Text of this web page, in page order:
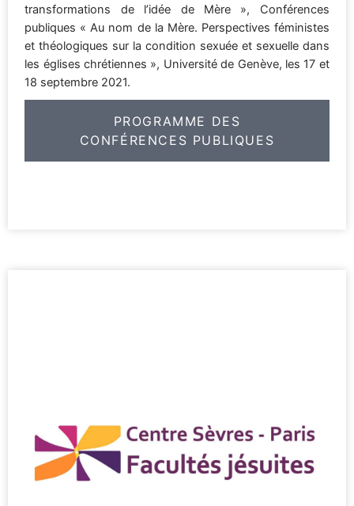
transformations de l’idée de Mère », Conférences
publiques « Au nom de la Mère. Perspectives féministes
et théologiques sur la condition sexuée et sexuelle dans
les églises chrétiennes », Université de Genève, les 17 et
18 septembre 2021.
PROGRAMME DES
CONFÉRENCES PUBLIQUES